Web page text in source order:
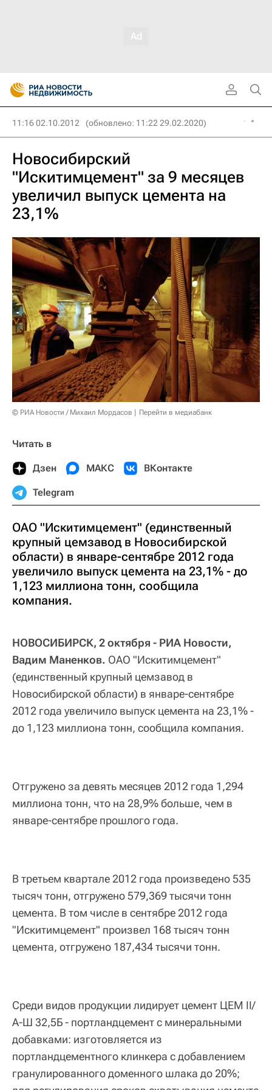
11:16 02.10.2012 (обновлено: 11:22 29.02.2020)
Новосибирский
"Искитимцемент" за 9 месяцев
увеличил выпуск цемента на
23,1%
© РИА Новости / Михаил Мордасов Перейти в медиабанк
Читать в
Дзен МАКС ВКонтакте
Telegram
ОАО "Искитимцемент" (единственный
крупный цемзавод в Новосибирской
области) в январе-сентябре 2012 года
увеличило выпуск цемента на 23,1% - до
1,123 миллиона тонн, сообщила
компания.
НОВОСИБИРСК, 2 октября - РИА Новости,
Вадим Маненков. ОАО "Искитимцемент"
(единственный крупный цемзавод в
Новосибирской области) в январе-сентябре
2012 года увеличило выпуск цемента на 23,1% -
до 1,123 миллиона тонн, сообщила компания.
Отгружено за девять месяцев 2012 года 1,294
миллиона тонн, что на 28,9% больше, чем в
январе-сентябре прошлого года.
В третьем квартале 2012 года произведено 535
тысяч тонн, отгружено 579,369 тысячи тонн
цемента. В том числе в сентябре 2012 года
"Искитимцемент" произвел 168 тысяч тонн
цемента, отгружено 187,434 тысячи тонн.
Среди видов продукции лидирует цемент ЦЕМ II/
А-Ш 32,5Б - портландцемент с минеральными
добавками: изготовляется из
портландцементного клинкера с добавлением
гранулированного доменного шлака до 20%;